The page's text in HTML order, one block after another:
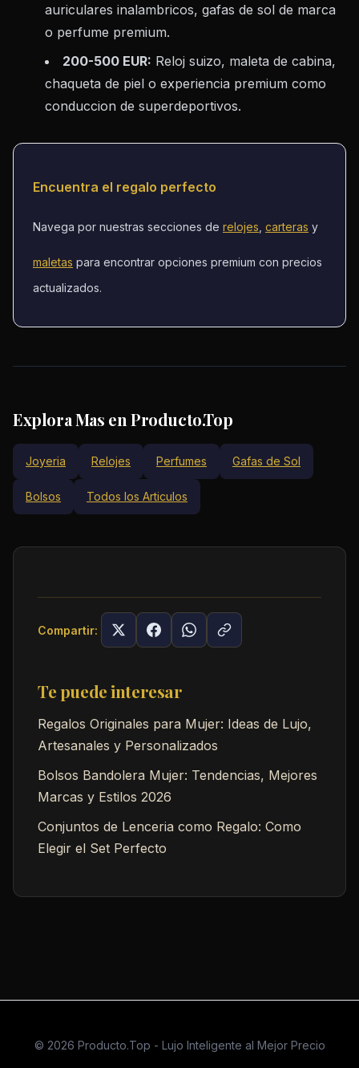
auriculares inalambricos, gafas de sol de marca
o perfume premium.
200-500 EUR: Reloj suizo, maleta de cabina,
chaqueta de piel o experiencia premium como
conduccion de superdeportivos.
Encuentra el regalo perfecto
Navega por nuestras secciones de relojes carteras y
maletas para encontrar opciones premium con precios
actualizados.
Explora Mas en Producto.Top
Joyeria Relojes Perfumes Gafas de Sol
Bolsos Todos los Articulos
Compartir:
Te puede interesar
Regalos Originales para Mujer: Ideas de Lujo,
Artesanales y Personalizados
Bolsos Bandolera Mujer: Tendencias, Mejores
Marcas y Estilos 2026
Conjuntos de Lenceria como Regalo: Como
Elegir el Set Perfecto
© 2026 Producto.Top - Lujo Inteligente al Mejor Precio